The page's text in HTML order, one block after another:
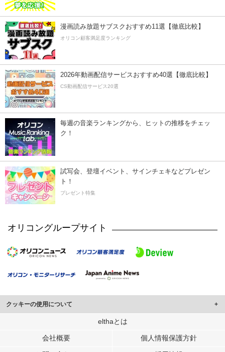
漫画読み放題サブスクおすすめ11選【徹底比較】
オリコン顧客満足度ランキング
2026年動画配信サービスおすすめ40選【徹底比較】
CS動画配信サービス20選
毎週の音楽ランキングから、ヒットの推移をチェッ
ク！
試写会、登壇イベント、サインチェキなどプレゼン
ト！
プレゼント特集
オリコングループサイト
クッキーの使用について
このサイトでは Cookie を使用して、ユーザーに合わせたコンテンツや広告の
行っています。
elthaとは
会社概要 個人情報保護方針